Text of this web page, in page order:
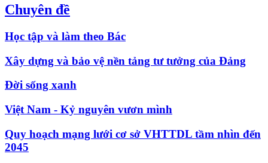
Chuyên đề
Học tập và làm theo Bác
Xây dựng và bảo vệ nền tảng tư tưởng của Đảng
Đời sống xanh
Việt Nam - Kỷ nguyên vươn mình
Quy hoạch mạng lưới cơ sở VHTTDL tầm nhìn đến
2045